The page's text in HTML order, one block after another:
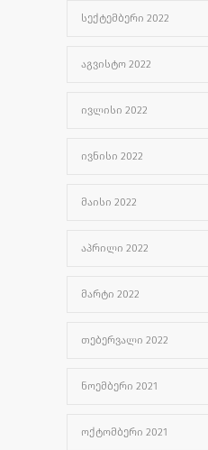
ᲡᲔᲥᲢᲔᲛᲑᲔᲠᲘ 2022
ᲐᲒᲕᲘᲡᲢᲝ 2022
ᲘᲕᲚᲘᲡᲘ 2022
ᲘᲕᲜᲘᲡᲘ 2022
ᲛᲐᲘᲡᲘ 2022
ᲐᲞᲠᲘᲚᲘ 2022
ᲛᲐᲠᲢᲘ 2022
ᲗᲔᲑᲔᲠᲕᲐᲚᲘ 2022
ᲜᲝᲔᲛᲑᲔᲠᲘ 2021
ᲝᲥᲢᲝᲛᲑᲔᲠᲘ 2021